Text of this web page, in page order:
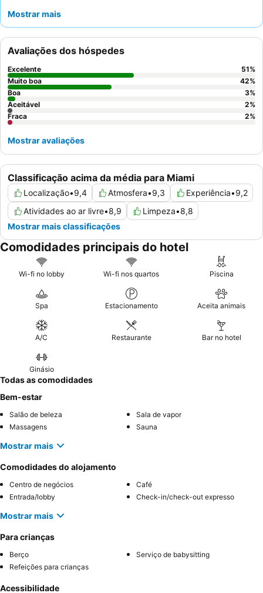
mundial e oClub Lounge
consistentemente o
staff
uma experiência confortável e memorável. Para aqueles que
procuram uma experiência elevada, considere reservar um
quarto com
para desfrutar
de panoramas deslumbrantes.
Mostrar mais
Classificação acima da média para Miami
Localização•9,4 Atmosfera•9,3 Experiência•9,2
Atividades ao ar livre•8,9 Limpeza•8,8
Mostrar mais classificações
Avaliações dos hóspedes
Excelente 51%
Muito boa
42%
Boa
3%
Aceitável
2%
Fraca
2%
Mostrar avaliações
Comodidades principais do hotel
Wi-fi no lobby Wi-fi nos quartos Piscina
Spa Estacionamento Aceita animais
A/C Restaurante Bar no hotel
Ginásio
Todas as comodidades
Bem-estar
Salão de beleza
Sala de vapor
Massagens
Sauna
Mostrar mais
Comodidades do alojamento
Centro de negócios
Café
Entrada/lobby
Check-in/check-out expresso
Mostrar mais
Para crianças
Berço
Serviço de babysitting
Refeições para crianças
Acessibilidade